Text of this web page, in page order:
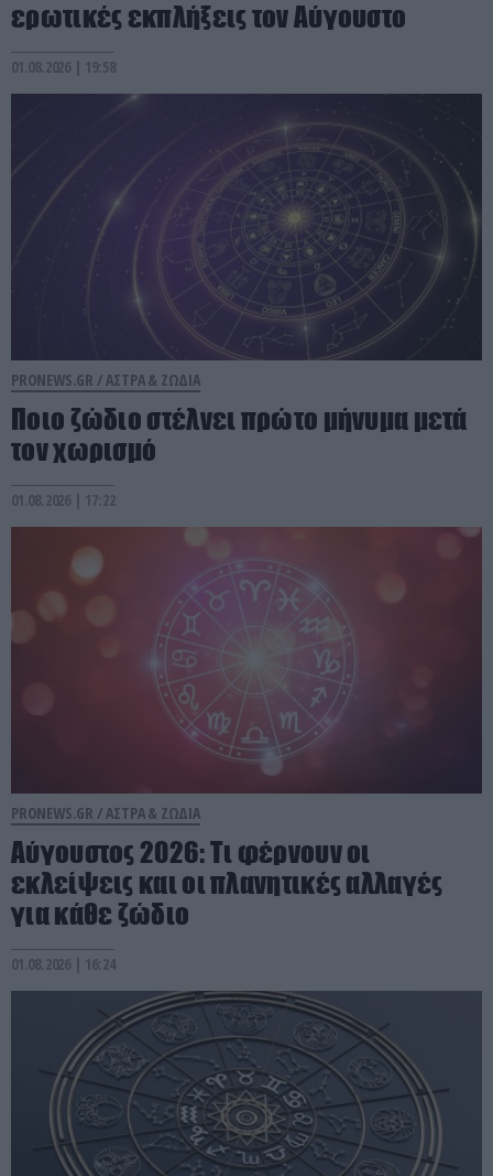
ερωτικές εκπλήξεις τον Αύγουστο
01.08.2026 | 19:58
PRONEWS.GR / ΑΣΤΡΑ & ΖΩΔΙΑ
Ποιο ζώδιο στέλνει πρώτο μήνυμα μετά
τον χωρισμό
01.08.2026 | 17:22
PRONEWS.GR / ΑΣΤΡΑ & ΖΩΔΙΑ
Αύγουστος 2026: Τι φέρνουν οι
εκλείψεις και οι πλανητικές αλλαγές
για κάθε ζώδιο
01.08.2026 | 16:24